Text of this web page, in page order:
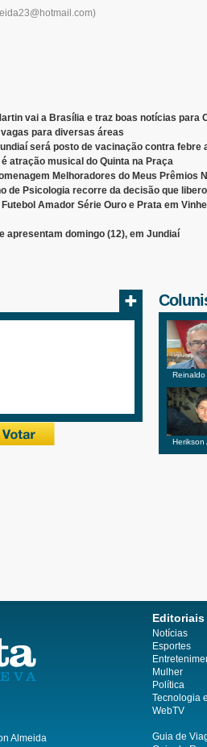
)
vai a Brasília e traz boas notícias para
vagas para diversas áreas
será posto de vacinação contra febre
atração musical do Quinta na Praça
Melhoradores do Meus Prêmios
de Psicologia recorre da decisão que
Amador Série Ouro e Prata em
apresentam domingo (12), em Jundiaí
Reinaldo
Herikson
Almeida
Editoriais
Notícias
Esportes
Mulher
Política
Tecnologia
WebTV
Guia de